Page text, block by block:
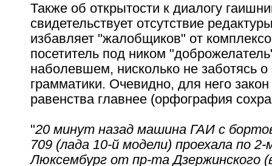
Также об открытости к диалогу
свидетельствует отсутствие
избавляет "жалобщиков" от
посетитель под ником
наболевшем, нисколько не заботясь о
грамматики. Очевидно, для него
равенства главнее (орфография
"20 минут назад машина ГАИ с
709 (лада 10-й модели) проехала по
Люксембург от пр-та Дзержинского